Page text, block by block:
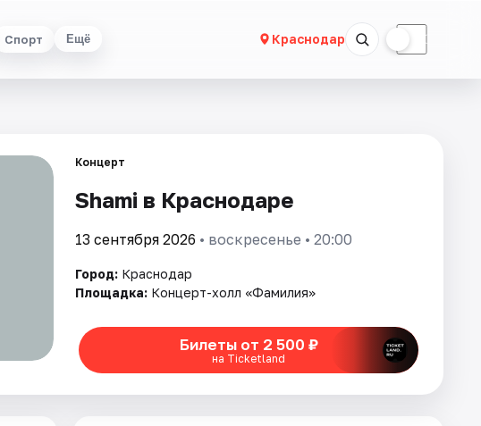
Спорт Ещё Краснодар ☾
Концерт
Shami в Краснодаре
13 сентября 2026 • воскресенье • 20:00
Город: Краснодар
Площадка: Концерт-холл «Фамилия»
Билеты от 2 500 ₽
на Ticketland